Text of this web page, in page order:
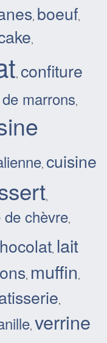
, boeuf,
,
, confiture
marrons,
, cuisine
,
chèvre,
, lait
, muffin,
,
, verrine